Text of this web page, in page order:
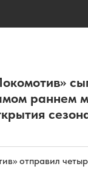
раннем
отправил